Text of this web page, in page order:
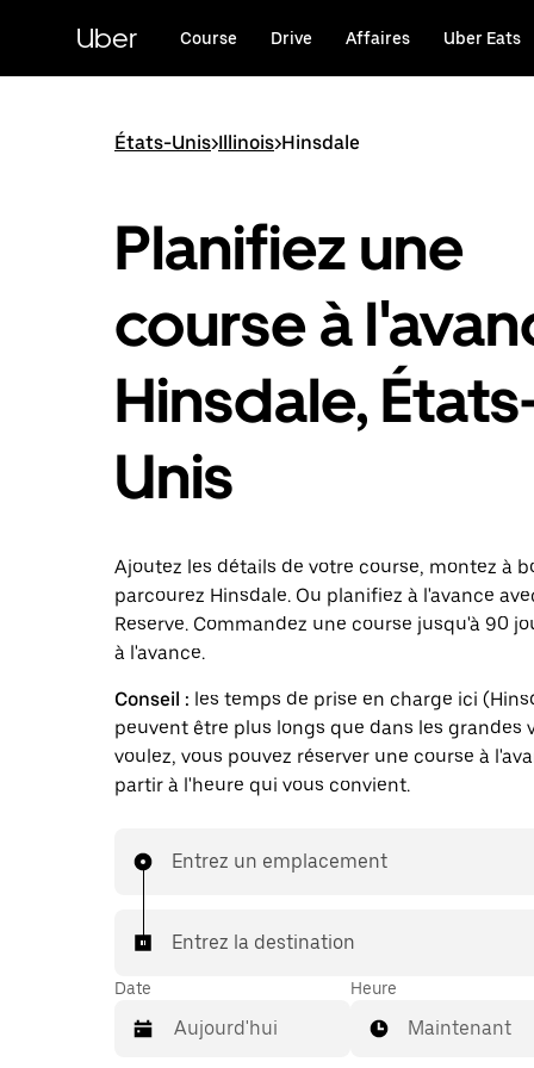
principal
Uber Course Drive Affaires Uber Eats
États-Unis>Illinois>Hinsdale
Planifiez une
course à
Hinsdale,
Unis
Ajoutez les détails de votre course, montez à
parcourez Hinsdale. Ou planifiez à l'avance
Reserve. Commandez une course jusqu'à 90
à l'avance.
Conseil : les temps de prise en charge ici
peuvent être plus longs que dans les grandes
voulez, vous pouvez réserver une course à
partir à l'heure qui vous convient.
Entrez un emplacement
Entrez la destination
Date Heure
Maintenant